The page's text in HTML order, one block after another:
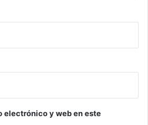
electrónico y web en este